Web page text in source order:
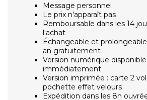
Message personnel
Le prix n'apparaît pas
Remboursable dans les 14
l'achat
Échangeable et prolongeable
an gratuitement
Version numérique disponible
immédiatement
Version imprimée : carte 2
pochette effet velours
Expédition dans les 8h